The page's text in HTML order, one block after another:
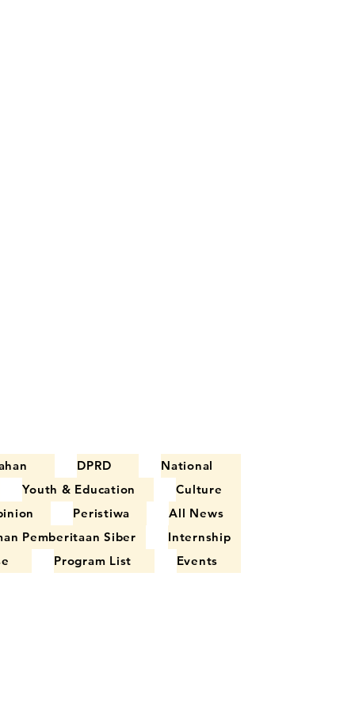
DPRD
National
Youth & Education
Culture
Peristiwa
All News
Pemberitaan Siber
Internship
Program List Events